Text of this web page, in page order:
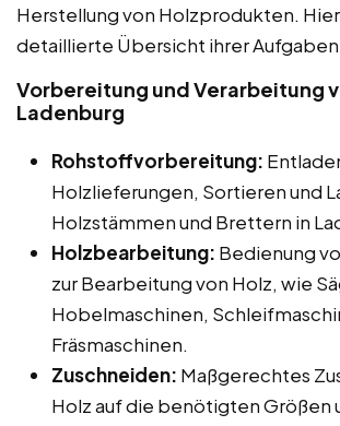
Herstellung von Holzprodukten.
detaillierte Übersicht ihrer
Vorbereitung und Verarbeitung
Ladenburg
Rohstoffvorbereitung:
Holzlieferungen, Sortieren und
Holzstämmen und Brettern in
Holzbearbeitung: Bedienung
zur Bearbeitung von Holz, wie
Hobelmaschinen,
Fräsmaschinen.
Zuschneiden: Maßgerechtes
Holz auf die benötigten Größen